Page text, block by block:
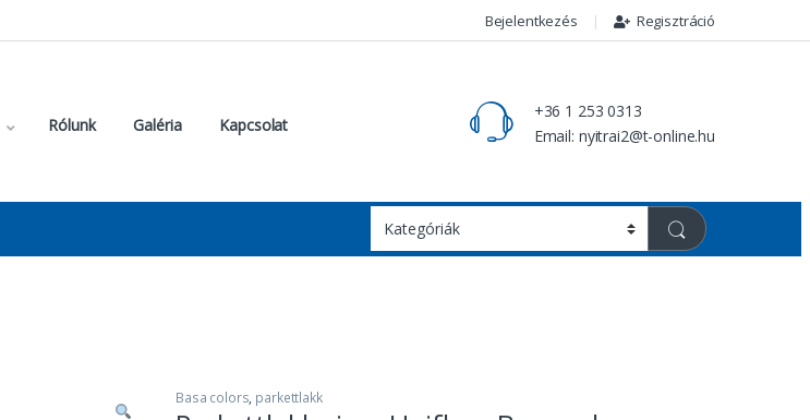
Bejelentkezés Regisztráció
Rólunk Galéria Kapcsolat
+36 1 253 0313
Email: nyitrai2@t-online.hu
Basa colors, parkettlakk